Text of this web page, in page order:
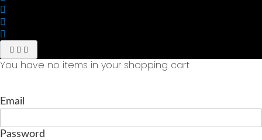
You have no items in your shopping cart
Email
Password